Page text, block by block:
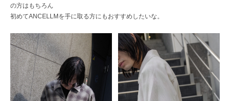
の方はもちろん
初めてANCELLMを手に取る方にもおすすめしたいな。